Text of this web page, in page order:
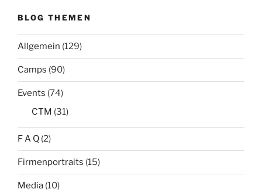
BLOG THEMEN
Allgemein (129)
Camps (90)
Events (74)
CTM (31)
F A Q (2)
Firmenportraits (15)
Media (10)